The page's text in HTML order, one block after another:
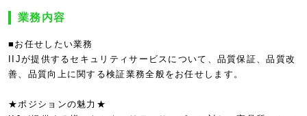
業務内容
■お任せしたい業務
IIJが提供するセキュリティサービスについて、品質保証、品質改
善、品質向上に関する検証業務全般をお任せします。
★ポジションの魅力★